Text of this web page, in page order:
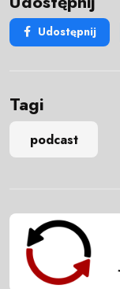
Udostępnij
Tagi
podcast